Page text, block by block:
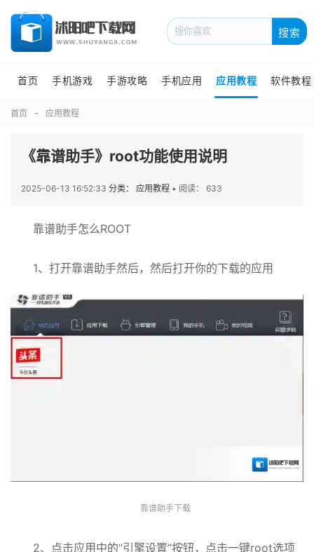
搜索
首页 手机游戏 手游攻略 手机应用 应用教程 软件教程
首页 应用教程
《靠谱助手》root功能使用说明
2025-06-13 16:52:33 分类： 应用教程 • 阅读： 633
靠谱助手怎么ROOT
1、打开靠谱助手然后，然后打开你的下载的应用
靠谱助手下载
2、点击应用中的“引擎设置”按钮，点击一键root选项